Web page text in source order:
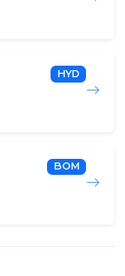
HYD
BOM